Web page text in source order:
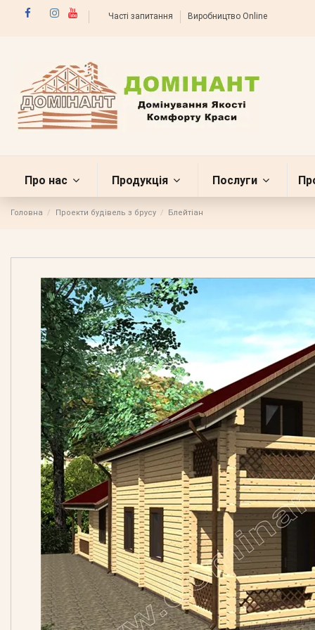
Часті запитання Виробництво Online
Про нас Продукція Послуги
Головна Проекти будівель з брусу Блейтіан